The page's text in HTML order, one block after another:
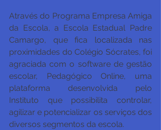
Através do Programa Empresa Amiga
da Escola, a Escola Estadual Padre
Camargo, que fica localizada nas
proximidades do Colégio Sócrates, foi
agraciada com o software de gestão
escolar, Pedagógico Online, uma
plataforma desenvolvida pelo
Instituto que possibilita controlar,
agilizar e potencializar os serviços dos
diversos segmentos da escola.